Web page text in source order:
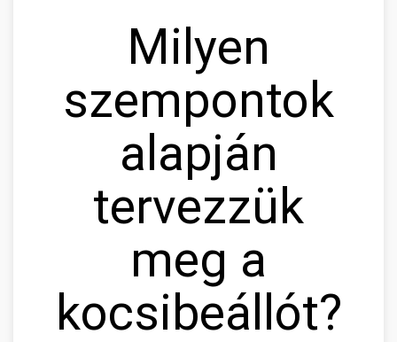
Milyen
szempontok
alapján
tervezzük
meg a
kocsibeállót?